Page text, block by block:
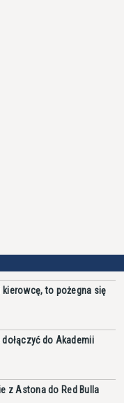
to pożegna się
do Akademii
z Astona do Red Bulla